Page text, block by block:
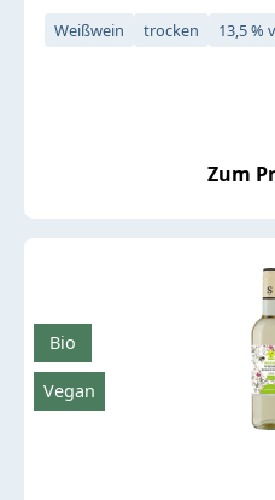
Weißwein trocken 13,5 %
Zum
Bio
Vegan